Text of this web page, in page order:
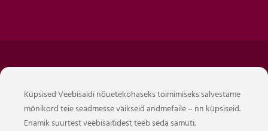
Reg. 16424587
Mõisavahe 21, Tartu, Eesti 50707
Küpsised Veebisaidi nõuetekohaseks toimimiseks salvestame
mõnikord teie seadmesse väikseid andmefaile – nn küpsiseid.
Enamik suurtest veebisaitidest teeb seda samuti.